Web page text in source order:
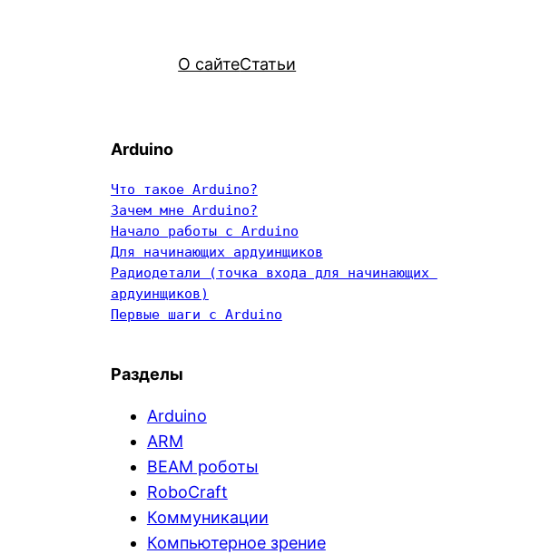
О сайтеСтатьи
Arduino
Что такое Arduino?
Зачем мне Arduino?
Начало работы с Arduino
Для начинающих ардуинщиков
Радиодетали (точка входа для начинающих
ардуинщиков)
Первые шаги с Arduino
Разделы
Arduino
ARM
BEAM роботы
RoboCraft
Коммуникации
Компьютерное зрение